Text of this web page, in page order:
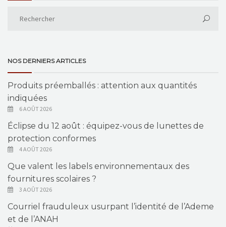
NOS DERNIERS ARTICLES
Produits préemballés : attention aux quantités
indiquées
6 AOÛT 2026
Éclipse du 12 août : équipez-vous de lunettes de
protection conformes
4 AOÛT 2026
Que valent les labels environnementaux des
fournitures scolaires ?
3 AOÛT 2026
Courriel frauduleux usurpant l’identité de l’Ademe
et de l’ANAH